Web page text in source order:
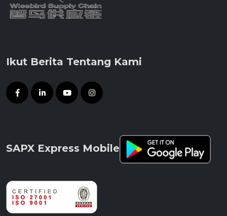
Ikut Berita Tentang Kami
SAPX Express Mobile